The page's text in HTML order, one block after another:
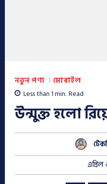
নতুন পণ্য মোবাইল
Less than 1min. Read
উন্মুক্ত হলো